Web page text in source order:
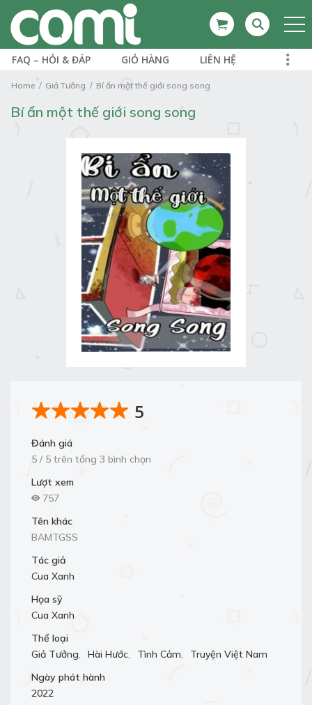
FAQ – HỎI & ĐÁP GIỎ HÀNG LIÊN HỆ
Home Giả Tưởng Bí ẩn một thế giới song song
Bí ẩn một thế giới song song
5
Đánh giá
5 / 5 trên tổng 3 bình chọn
Lượt xem
757
Tên khác
BAMTGSS
Tác giả
Cua Xanh
Họa sỹ
Cua Xanh
Thể loại
Giả Tưởng, Hài Hước, Tình Cảm,
Truyện Việt Nam
Ngày phát hành
2022